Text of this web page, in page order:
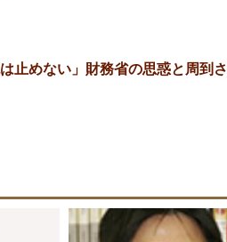
止めない」財務省の思惑と周到さ